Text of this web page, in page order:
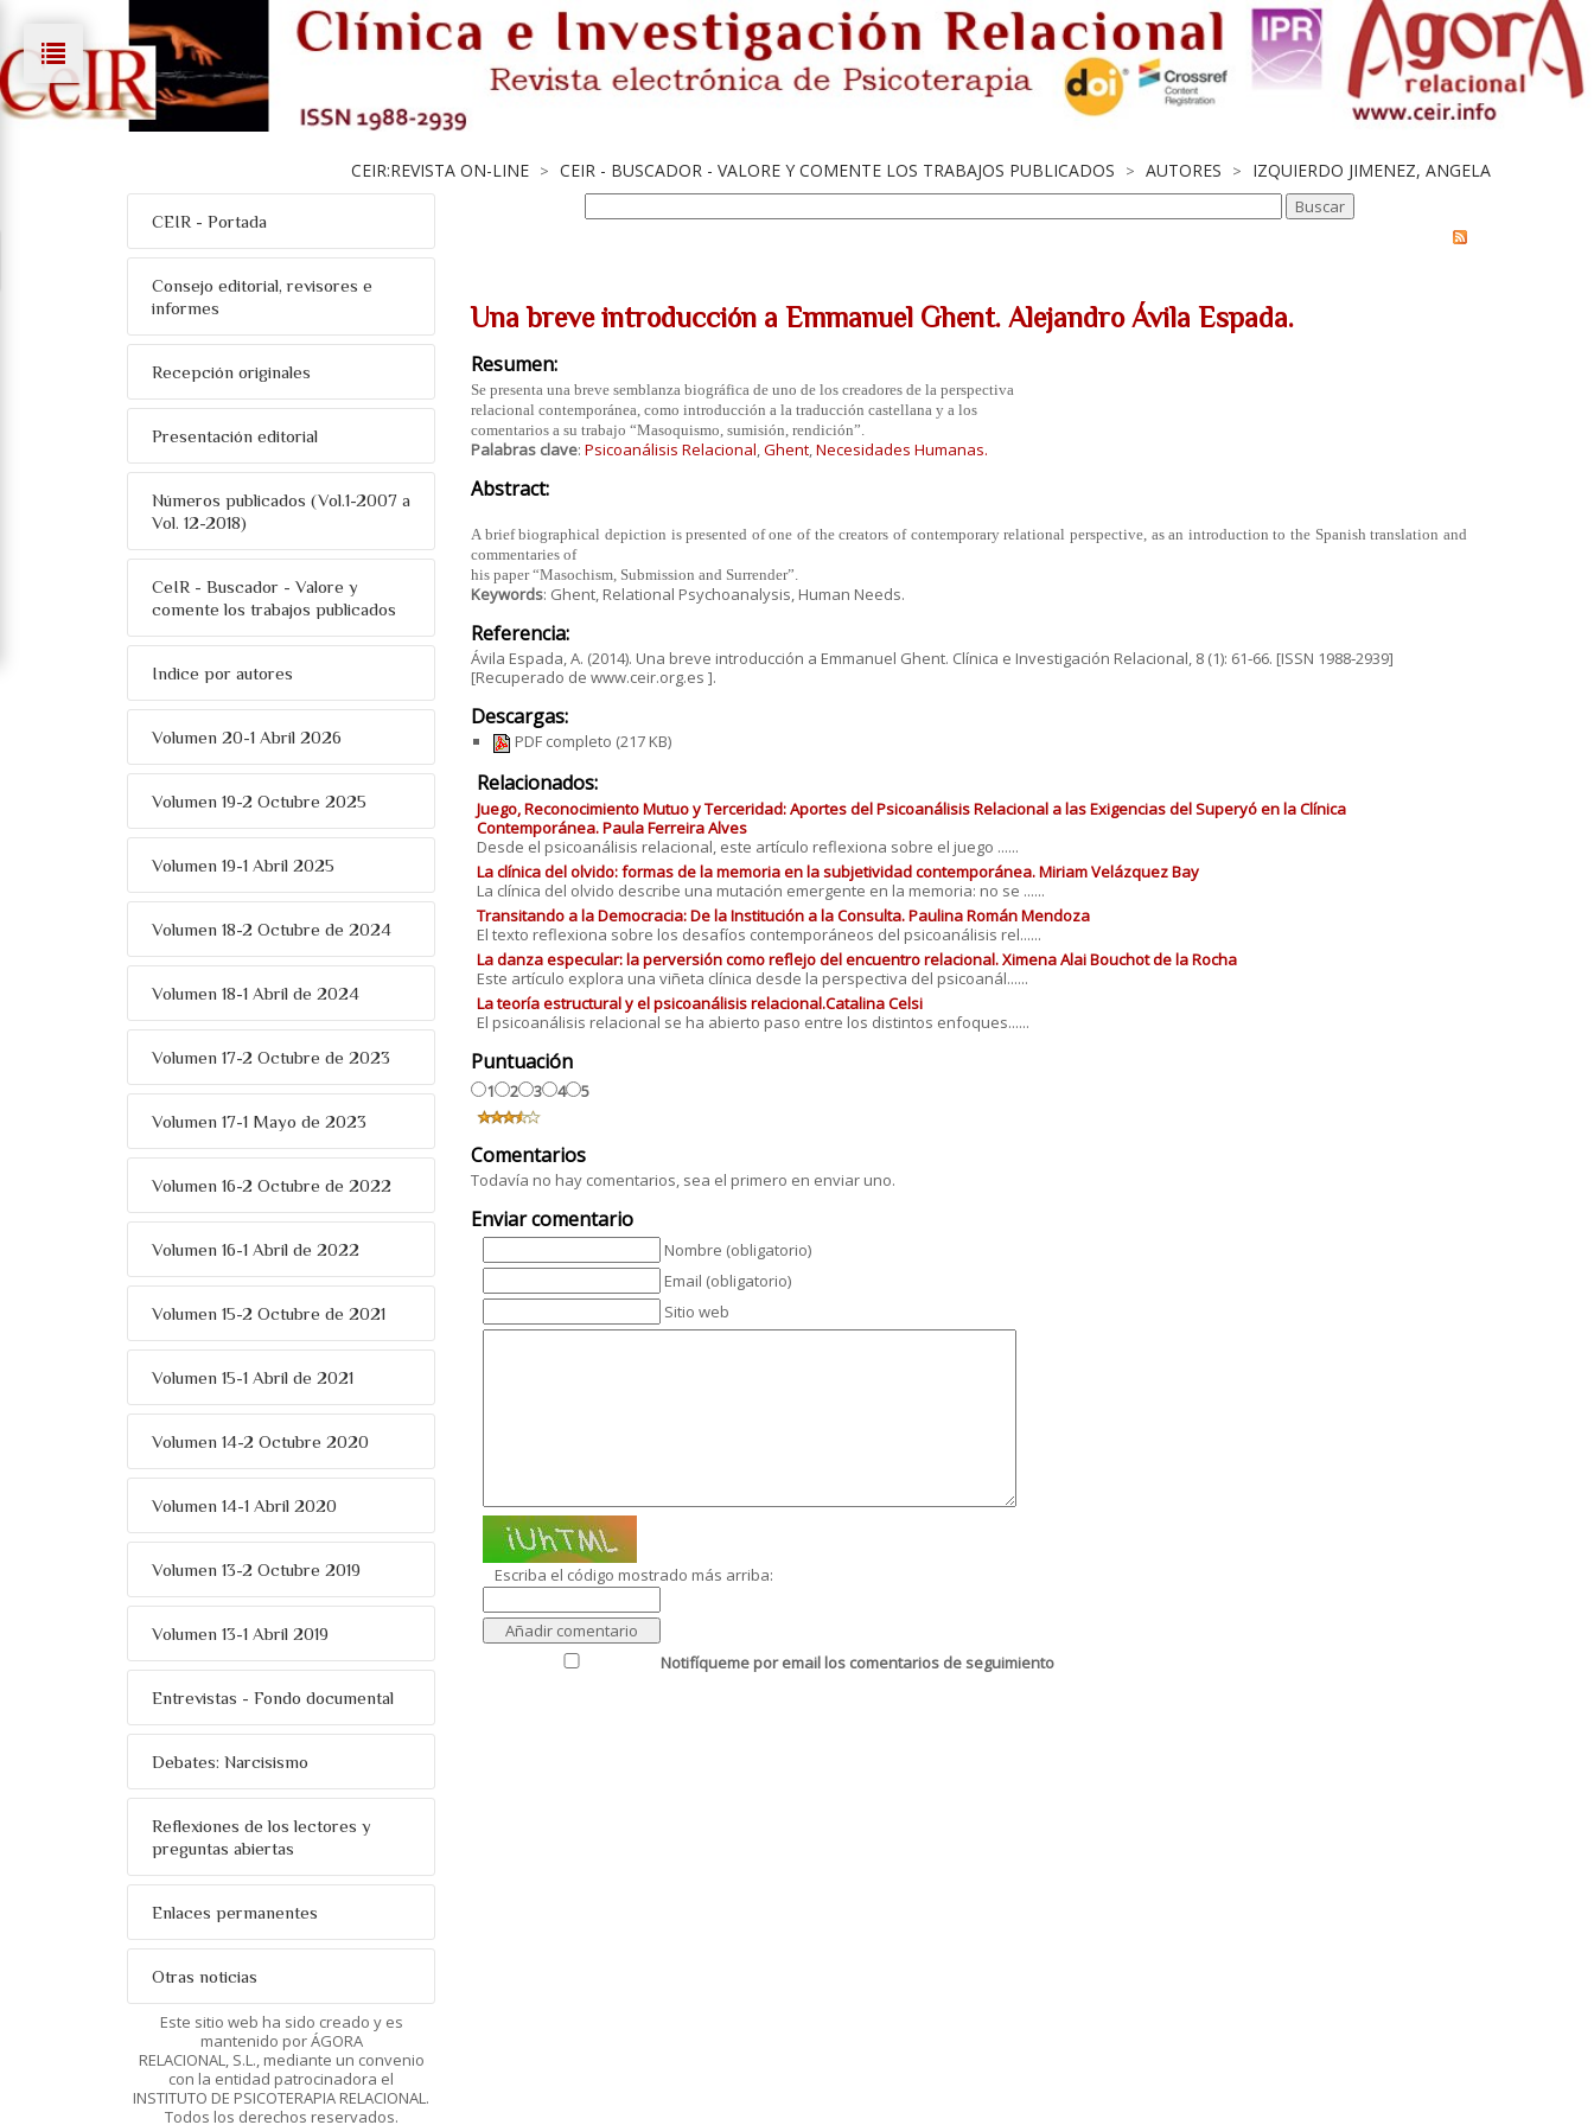
CEIR:REVISTA ON-LINE > CEIR - BUSCADOR - VALORE Y COMENTE LOS TRABAJOS PUBLICADOS > AUTORES > IZQUIERDO JIMENEZ, ANGELA
CEIR - Portada
Consejo editorial, revisores e
informes
Recepción originales
Presentación editorial
Números publicados (Vol.1-2007 a
Vol. 12-2018)
CeIR - Buscador - Valore y
comente los trabajos publicados
Indice por autores
Volumen 20-1 Abril 2026
Volumen 19-2 Octubre 2025
Volumen 19-1 Abril 2025
Volumen 18-2 Octubre de 2024
Volumen 18-1 Abril de 2024
Volumen 17-2 Octubre de 2023
Volumen 17-1 Mayo de 2023
Volumen 16-2 Octubre de 2022
Volumen 16-1 Abril de 2022
Volumen 15-2 Octubre de 2021
Volumen 15-1 Abril de 2021
Volumen 14-2 Octubre 2020
Volumen 14-1 Abril 2020
Volumen 13-2 Octubre 2019
Volumen 13-1 Abril 2019
Entrevistas - Fondo documental
Debates: Narcisismo
Reflexiones de los lectores y
preguntas abiertas
Enlaces permanentes
Otras noticias
Este sitio web ha sido creado y es
mantenido por ÁGORA
RELACIONAL, S.L., mediante un convenio
con la entidad patrocinadora el
INSTITUTO DE PSICOTERAPIA RELACIONAL.
Todos los derechos reservados.
Una breve introducción a Emmanuel Ghent. Alejandro Ávila Espada.
Resumen:
Se presenta una breve semblanza biográfica de uno de los creadores de la perspectiva
relacional contemporánea, como introducción a la traducción castellana y a los
comentarios a su trabajo “Masoquismo, sumisión, rendición”.
Palabras clave: Psicoanálisis Relacional,Ghent,Necesidades Humanas.
Abstract:
A brief biographical depiction is presented of one of the creators of contemporary relational perspective, as an introduction to the Spanish translation and
commentaries of
his paper “Masochism, Submission and Surrender”.
Keywords: Ghent, Relational Psychoanalysis, Human Needs.
Referencia:
Ávila Espada, A. (2014). Una breve introducción a Emmanuel Ghent. Clínica e Investigación Relacional, 8 (1): 61‐66. [ISSN 1988‐2939]
[Recuperado de www.ceir.org.es ].
Descargas:
PDF completo (217 KB)
Relacionados:
Juego, Reconocimiento Mutuo y Terceridad: Aportes del Psicoanálisis Relacional a las Exigencias del Superyó en la Clínica
Contemporánea. Paula Ferreira Alves
Desde el psicoanálisis relacional, este artículo reflexiona sobre el juego ......
La clínica del olvido: formas de la memoria en la subjetividad contemporánea. Miriam Velázquez Bay
La clínica del olvido describe una mutación emergente en la memoria: no se ......
Transitando a la Democracia: De la Institución a la Consulta. Paulina Román Mendoza
El texto reflexiona sobre los desafíos contemporáneos del psicoanálisis rel......
La danza especular: la perversión como reflejo del encuentro relacional. Ximena Alai Bouchot de la Rocha
Este artículo explora una viñeta clínica desde la perspectiva del psicoanál......
La teoría estructural y el psicoanálisis relacional.Catalina Celsi
El psicoanálisis relacional se ha abierto paso entre los distintos enfoques......
Puntuación
1 2 3 4 5
Comentarios
Todavía no hay comentarios, sea el primero en enviar uno.
Enviar comentario
Nombre (obligatorio)
Email (obligatorio)
Sitio web
Escriba el código mostrado más arriba:
Notifíqueme por email los comentarios de seguimiento